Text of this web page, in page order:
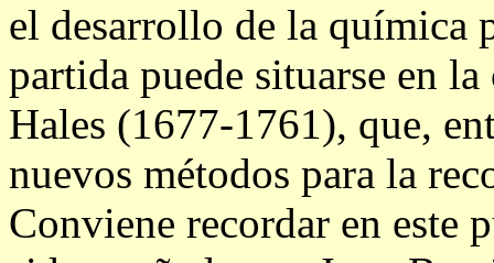
el desarrollo de la química
partida puede situarse en
Hales (1677-1761), que,
nuevos métodos para la
Conviene recordar en este